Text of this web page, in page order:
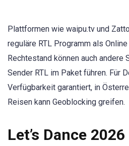
Plattformen wie waipu.tv und
reguläre RTL Programm als
Rechtestand können auch andere
Sender RTL im Paket führen. Für
Verfügbarkeit garantiert, in
Reisen kann Geoblocking greifen.
Let’s Dance